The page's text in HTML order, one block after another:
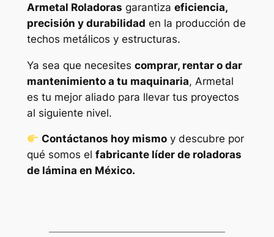
Armetal Roladoras garantiza eficiencia,
precisión y durabilidad en la producción de
techos metálicos y estructuras.
Ya sea que necesites comprar, rentar o dar
mantenimiento a tu maquinaria, Armetal
es tu mejor aliado para llevar tus proyectos
al siguiente nivel.
Contáctanos hoy mismoy descubre por
qué somos el fabricante líder de roladoras
de lámina en México.